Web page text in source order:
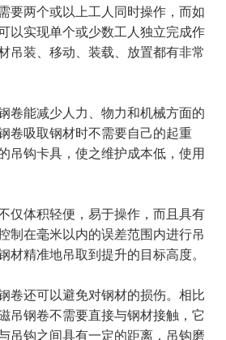
要两个或以上工人同时操作，而如
以实现单个或少数工人独立完成作
吊装、移动、装载、放置都有非常
卷能减少人力、物力和机械方面的
卷吸取钢材时不需要自己的起重
吊钩卡具，使之维护成本低，使用
仅体积轻便，易于操作，而且具有
制在毫米以内的误差范围内进行吊
材精准地吊取到提升的目标高度。
卷还可以避免对钢材的损伤。相比
吊钢卷不需要直接与钢材接触，它
吊钩之间具有一定的距离，吊钩磨